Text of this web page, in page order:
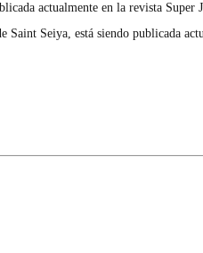
actualmente en la revista Super
Saint Seiya, está siendo publicada